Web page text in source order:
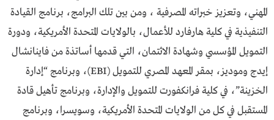
المهني، وتعزيز خبراته المصرفية ، ومن بين تلك البرامج، برنامج القيادة
التنفيذية في كلية هارفارد للأعمال، بالولايات المتحدة الأمريكية، ودورة
التمويل المؤسسي وشهادة الائتمان، التي قدمها أساتذة من فاينانشال
إيدج وموديز، بمقر المعهد المصري للتمويل (EBI)، وبرنامج “إدارة
الخزينة”، في كلية فرانكفورت للتمويل والإدارة، وبرنامج تأهيل قادة
المستقبل في كل من الولايات المتحدة الأمريكية، وسويسرا، وبرنامج